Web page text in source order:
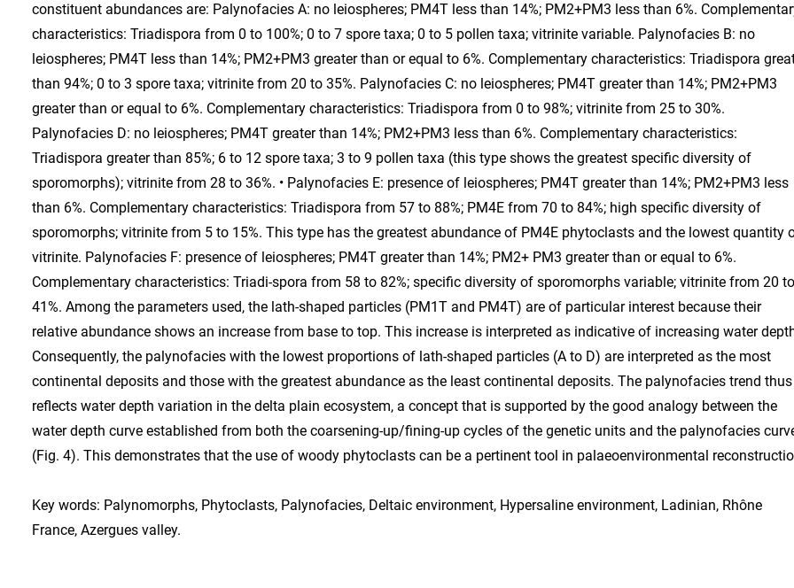
constituent abundances are: Palynofacies A: no leiospheres; PM4T less than 14%; PM2+PM3 less than 6%.
characteristics: Triadispora from 0 to 100%; 0 to 7 spore taxa; 0 to 5 pollen taxa; vitrinite variable. Palynofacies B: no
leiospheres; PM4T less than 14%; PM2+PM3 greater than or equal to 6%. Complementary characteristics: Triadispora
than 94%; 0 to 3 spore taxa; vitrinite from 20 to 35%. Palynofacies C: no leiospheres; PM4T greater than 14%; PM2+PM3
greater than or equal to 6%. Complementary characteristics: Triadispora from 0 to 98%; vitrinite from 25 to 30%.
Palynofacies D: no leiospheres; PM4T greater than 14%; PM2+PM3 less than 6%. Complementary characteristics:
Triadispora greater than 85%; 6 to 12 spore taxa; 3 to 9 pollen taxa (this type shows the greatest specific diversity of
sporomorphs); vitrinite from 28 to 36%. • Palynofacies E: presence of leiospheres; PM4T greater than 14%; PM2+PM3 less
than 6%. Complementary characteristics: Triadispora from 57 to 88%; PM4E from 70 to 84%; high specific diversity of
sporomorphs; vitrinite from 5 to 15%. This type has the greatest abundance of PM4E phytoclasts and the lowest quantity
vitrinite. Palynofacies F: presence of leiospheres; PM4T greater than 14%; PM2+ PM3 greater than or equal to 6%.
Complementary characteristics: Triadi-spora from 58 to 82%; specific diversity of sporomorphs variable; vitrinite from 20 to
41%. Among the parameters used, the lath-shaped particles (PM1T and PM4T) are of particular interest because their
relative abundance shows an increase from base to top. This increase is interpreted as indicative of increasing water
Consequently, the palynofacies with the lowest proportions of lath-shaped particles (A to D) are interpreted as the most
continental deposits and those with the greatest abundance as the least continental deposits. The palynofacies trend thus
reflects water depth variation in the delta plain ecosystem, a concept that is supported by the good analogy between the
water depth curve established from both the coarsening-up/fining-up cycles of the genetic units and the palynofacies
(Fig. 4). This demonstrates that the use of woody phytoclasts can be a pertinent tool in palaeoenvironmental
Key words: Palynomorphs, Phytoclasts, Palynofacies, Deltaic environment, Hypersaline environment, Ladinian, Rhône
France, Azergues valley.